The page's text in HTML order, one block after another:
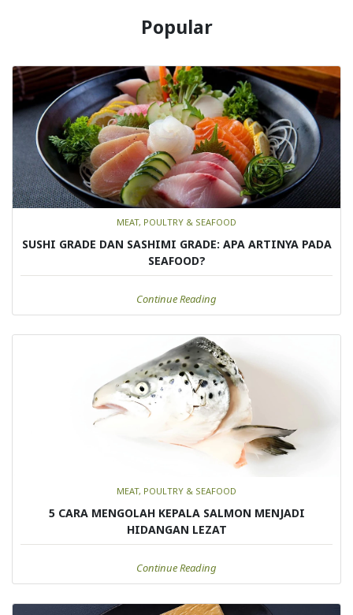
Popular
MEAT, POULTRY & SEAFOOD
SUSHI GRADE DAN SASHIMI GRADE: APA ARTINYA PADA
SEAFOOD?
Continue Reading
MEAT, POULTRY & SEAFOOD
5 CARA MENGOLAH KEPALA SALMON MENJADI
HIDANGAN LEZAT
Continue Reading